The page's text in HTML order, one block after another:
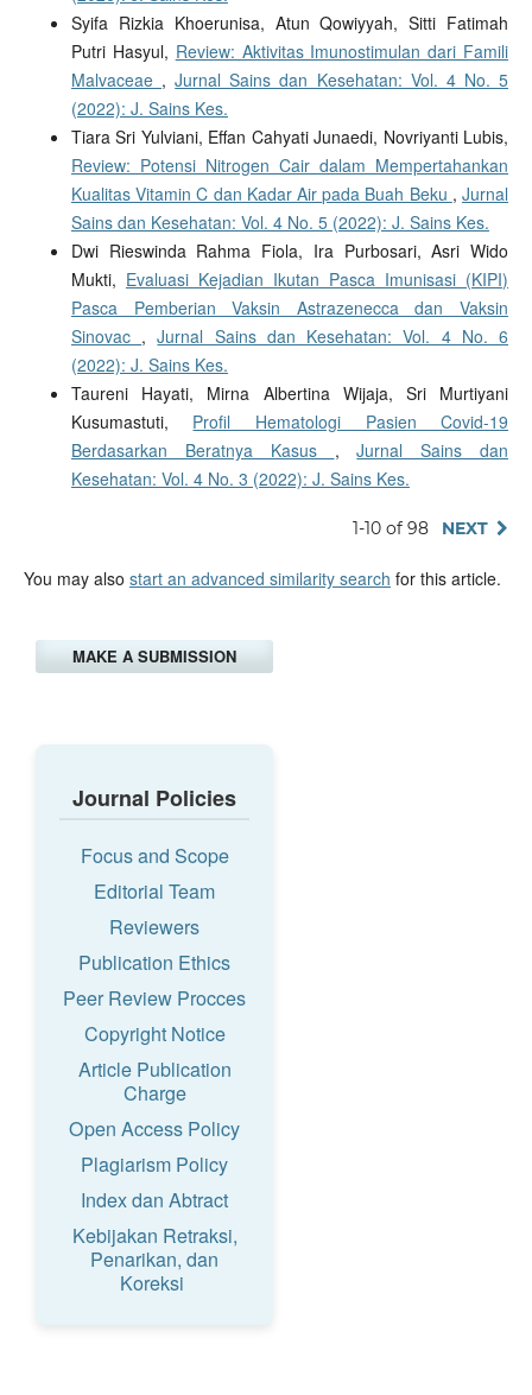
Syifa Rizkia Khoerunisa, Atun Qowiyyah, Sitti Fatimah
Putri Hasyul, Review: Aktivitas Imunostimulan dari Famili
Malvaceae ,Jurnal Sains dan Kesehatan: Vol. 4 No. 5
(2022): J. Sains Kes.
Tiara Sri Yulviani, Effan Cahyati Junaedi, Novriyanti Lubis,
Review: Potensi Nitrogen Cair dalam Mempertahankan
Kualitas Vitamin C dan Kadar Air pada Buah Beku ,Jurnal
Sains dan Kesehatan: Vol. 4 No. 5 (2022): J. Sains Kes.
Dwi Rieswinda Rahma Fiola, Ira Purbosari, Asri Wido
Mukti, Evaluasi Kejadian Ikutan Pasca Imunisasi (KIPI)
Pasca Pemberian Vaksin Astrazenecca dan Vaksin
Sinovac ,Jurnal Sains dan Kesehatan: Vol. 4 No. 6
(2022): J. Sains Kes.
Taureni Hayati, Mirna Albertina Wijaja, Sri Murtiyani
Kusumastuti, Profil Hematologi Pasien Covid-19
Berdasarkan Beratnya Kasus ,Jurnal Sains dan
Kesehatan: Vol. 4 No. 3 (2022): J. Sains Kes.
1-10 of 98 NEXT
You may also start an advanced similarity search for this article.
MAKE A SUBMISSION
Journal Policies
Focus and Scope
Editorial Team
Reviewers
Publication Ethics
Peer Review Procces
Copyright Notice
Article Publication
Charge
Open Access Policy
Plagiarism Policy
Index dan Abtract
Kebijakan Retraksi,
Penarikan, dan
Koreksi